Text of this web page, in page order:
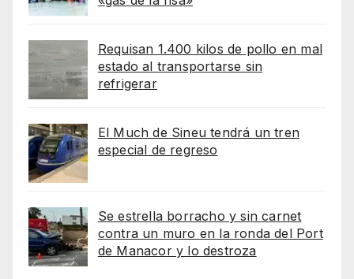
Requisan 1.400 kilos de pollo en mal
estado al transportarse sin
refrigerar
El Much de Sineu tendrá un tren
especial de regreso
Se estrella borracho y sin carnet
contra un muro en la ronda del Port
de Manacor y lo destroza